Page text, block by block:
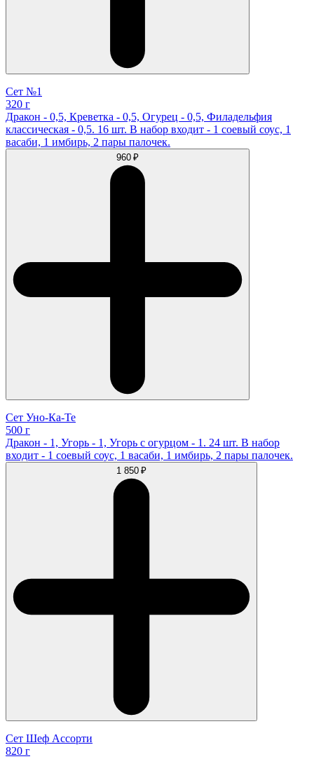
Сет №1
320 г
Дракон - 0,5, Креветка - 0,5, Огурец - 0,5, Филадельфия
классическая - 0,5. 16 шт. В набор входит - 1 соевый соус, 1
васаби, 1 имбирь, 2 пары палочек.
960 ₽
Сет Уно-Ка-Те
500 г
Дракон - 1, Угорь - 1, Угорь с огурцом - 1. 24 шт. В набор
входит - 1 соевый соус, 1 васаби, 1 имбирь, 2 пары палочек.
1 850 ₽
Сет Шеф Ассорти
820 г